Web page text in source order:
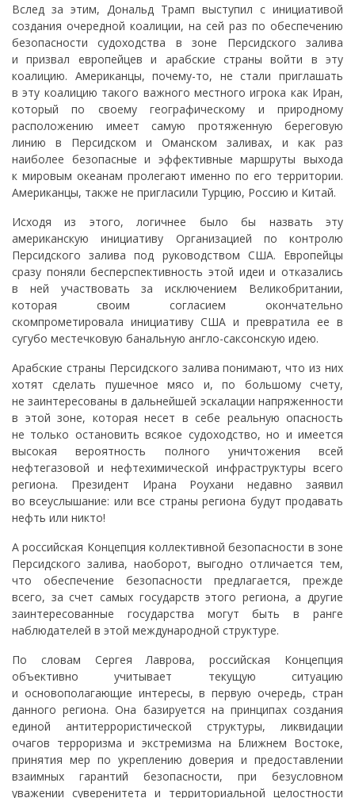
Вслед за этим, Дональд Трамп выступил с инициативой
создания очередной коалиции, на сей раз по обеспечению
безопасности судоходства в зоне Персидского залива
и призвал европейцев и арабские страны войти в эту
коалицию. Американцы, почему-то, не стали приглашать
в эту коалицию такого важного местного игрока как Иран,
который по своему географическому и природному
расположению имеет самую протяженную береговую
линию в Персидском и Оманском заливах, и как раз
наиболее безопасные и эффективные маршруты выхода
к мировым океанам пролегают именно по его территории.
Американцы, также не пригласили Турцию, Россию и Китай.
Исходя из этого, логичнее было бы назвать эту
американскую инициативу Организацией по контролю
Персидского залива под руководством США. Европейцы
сразу поняли бесперспективность этой идеи и отказались
в ней участвовать за исключением Великобритании,
которая своим согласием окончательно
скомпрометировала инициативу США и превратила ее в
сугубо местечковую банальную англо-саксонскую идею.
Арабские страны Персидского залива понимают, что из них
хотят сделать пушечное мясо и, по большому счету,
не заинтересованы в дальнейшей эскалации напряженности
в этой зоне, которая несет в себе реальную опасность
не только остановить всякое судоходство, но и имеется
высокая вероятность полного уничтожения всей
нефтегазовой и нефтехимической инфраструктуры всего
региона. Президент Ирана Роухани недавно заявил
во всеуслышание: или все страны региона будут продавать
нефть или никто!
А российская Концепция коллективной безопасности в зоне
Персидского залива, наоборот, выгодно отличается тем,
что обеспечение безопасности предлагается, прежде
всего, за счет самых государств этого региона, а другие
заинтересованные государства могут быть в ранге
наблюдателей в этой международной структуре.
По словам Сергея Лаврова, российская Концепция
объективно учитывает текущую ситуацию
и основополагающие интересы, в первую очередь, стран
данного региона. Она базируется на принципах создания
единой антитеррористической структуры, ликвидации
очагов терроризма и экстремизма на Ближнем Востоке,
принятия мер по укреплению доверия и предоставлении
взаимных гарантий безопасности, при безусловном
уважении суверенитета и территориальной целостности